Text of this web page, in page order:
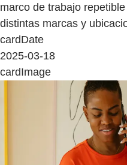
marco de trabajo
distintas marcas y
cardDate
2025-03-18
cardImage